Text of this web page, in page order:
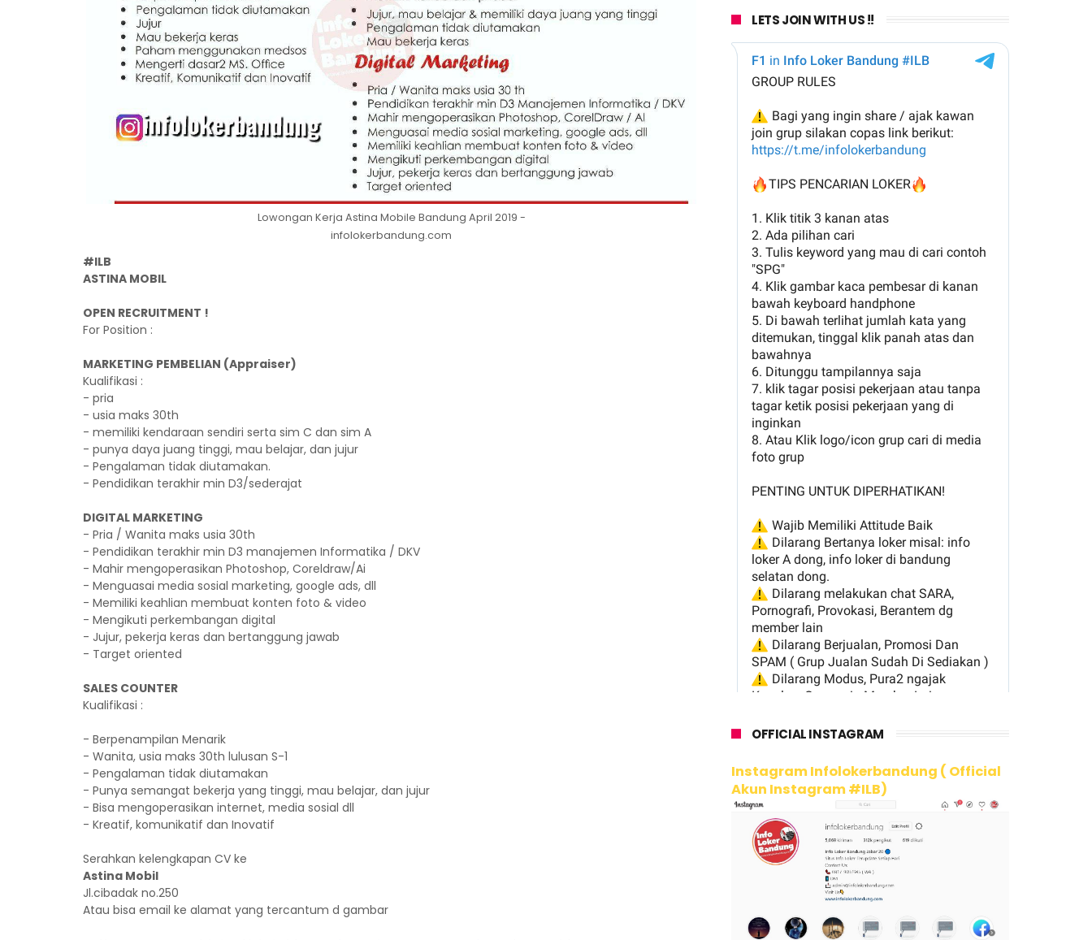
Lowongan Kerja Astina Mobile Bandung April 2019 -
infolokerbandung.com
#ILB
ASTINA MOBIL
OPEN RECRUITMENT !
For Position :
MARKETING PEMBELIAN (Appraiser)
Kualifikasi :
- pria
- usia maks 30th
- memiliki kendaraan sendiri serta sim C dan sim A
- punya daya juang tinggi, mau belajar, dan jujur
- Pengalaman tidak diutamakan.
- Pendidikan terakhir min D3/sederajat
DIGITAL MARKETING
- Pria / Wanita maks usia 30th
- Pendidikan terakhir min D3 manajemen Informatika / DKV
- Mahir mengoperasikan Photoshop, Coreldraw/Ai
- Menguasai media sosial marketing, google ads, dll
- Memiliki keahlian membuat konten foto & video
- Mengikuti perkembangan digital
- Jujur, pekerja keras dan bertanggung jawab
- Target oriented
SALES COUNTER
Kualifikasi :
- Berpenampilan Menarik
- Wanita, usia maks 30th lulusan S-1
- Pengalaman tidak diutamakan
- Punya semangat bekerja yang tinggi, mau belajar, dan jujur
- Bisa mengoperasikan internet, media sosial dll
- Kreatif, komunikatif dan Inovatif
Serahkan kelengkapan CV ke
Astina Mobil
Jl.cibadak no.250
Atau bisa email ke alamat yang tercantum d gambar
LETS JOIN WITH US !!
OFFICIAL INSTAGRAM
Instagram Infolokerbandung ( Official
Akun Instagram #ILB)